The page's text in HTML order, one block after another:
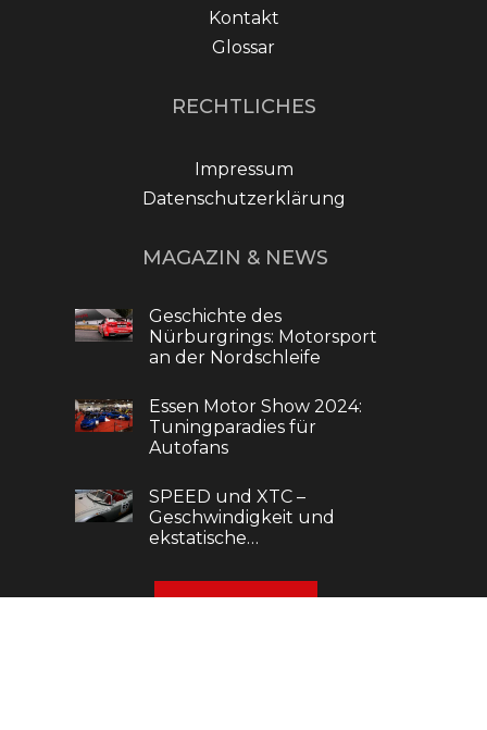
Kontakt
Glossar
RECHTLICHES
Impressum
Datenschutzerklärung
MAGAZIN & NEWS
Geschichte des
Nürburgrings: Motorsport
an der Nordschleife
Essen Motor Show 2024:
Tuningparadies für
Autofans
SPEED und XTC –
Geschwindigkeit und
ekstatische…